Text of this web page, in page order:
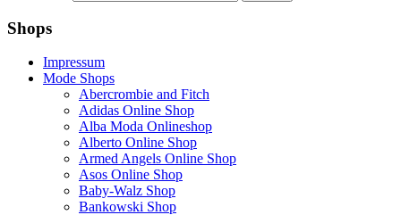
Shops
Impressum
Mode Shops
Abercrombie and Fitch
Adidas Online Shop
Alba Moda Onlineshop
Alberto Online Shop
Armed Angels Online Shop
Asos Online Shop
Baby-Walz Shop
Bankowski Shop